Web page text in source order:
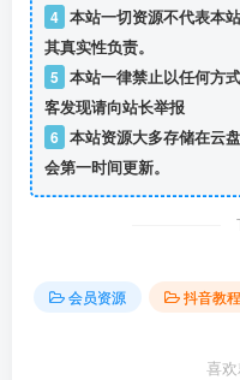
4 本站一切资源不代表本
其真实性负责。
5 本站一律禁止以任何方
客发现请向站长举报
6 本站资源大多存储在云
会第一时间更新。
会员资源 抖音教程
喜